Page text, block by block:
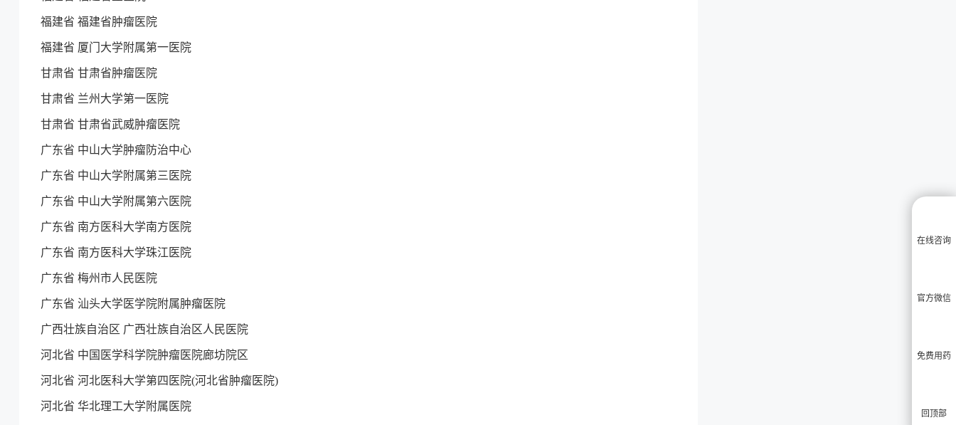
福建省 福建省肿瘤医院
福建省 厦门大学附属第一医院
甘肃省 甘肃省肿瘤医院
甘肃省 兰州大学第一医院
甘肃省 甘肃省武威肿瘤医院
广东省 中山大学肿瘤防治中心
广东省 中山大学附属第三医院
广东省 中山大学附属第六医院
广东省 南方医科大学南方医院
广东省 南方医科大学珠江医院
广东省 梅州市人民医院
广东省 汕头大学医学院附属肿瘤医院
广西壮族自治区 广西壮族自治区人民医院
河北省 中国医学科学院肿瘤医院廊坊院区
河北省 河北医科大学第四医院(河北省肿瘤医院)
河北省 华北理工大学附属医院
在线咨询
官方微信
免费用药
回顶部